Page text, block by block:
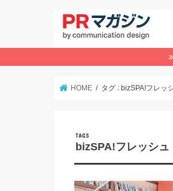
HOME タグ : bizSPA!フレッ
bizSPA!フレッシュ